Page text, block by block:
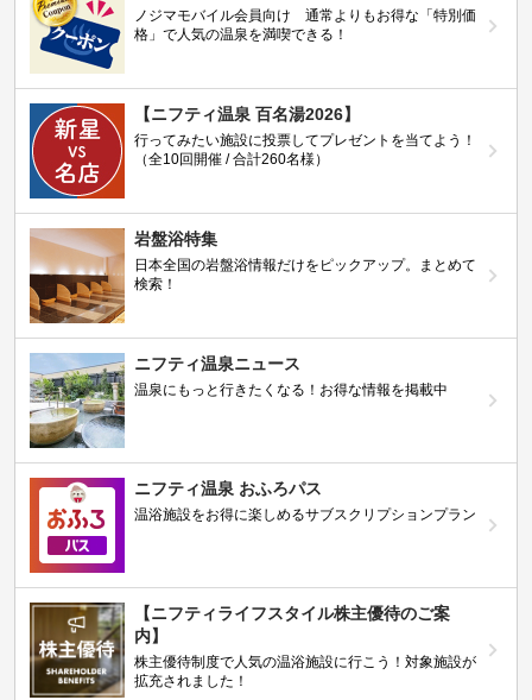
ノジマモバイル会員向け 通常よりもお得な「特別価
格」で人気の温泉を満喫できる！
【ニフティ温泉 百名湯2026】
行ってみたい施設に投票してプレゼントを当てよう！
（全10回開催 / 合計260名様）
岩盤浴特集
日本全国の岩盤浴情報だけをピックアップ。まとめて
検索！
ニフティ温泉ニュース
温泉にもっと行きたくなる！お得な情報を掲載中
ニフティ温泉 おふろパス
温浴施設をお得に楽しめるサブスクリプションプラン
【ニフティライフスタイル株主優待のご案
内】
株主優待制度で人気の温浴施設に行こう！対象施設が
拡充されました！